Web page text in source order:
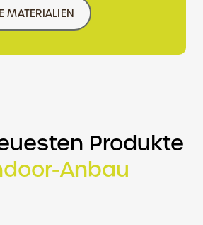
MATERIALIEN
Produkte
Anbau